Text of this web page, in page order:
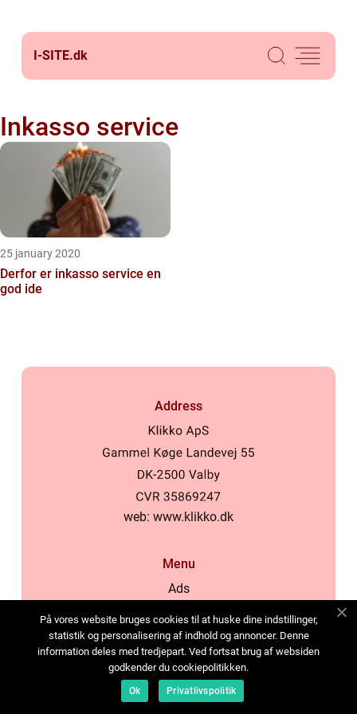
I-SITE.dk
Inkasso service
25 january 2020
Derfor er inkasso service en
god ide
Address
web: www.klikko.dk
Menu
Ads
Cookies
Contact
Sitemap
På vores website bruges cookies til at huske dine indstillinger,
statistik og personalisering af indhold og annoncer. Denne
information deles med tredjepart. Ved fortsat brug af websiden
godkender du cookiepolitikken.
Ok Privatlivspolitik